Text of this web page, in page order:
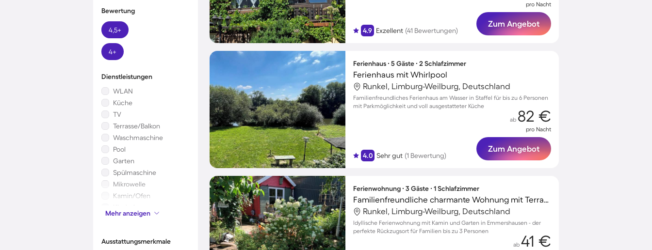
Bewertung
4,5+
4+
Dienstleistungen
WLAN
Küche
TV
Terrasse/Balkon
Waschmaschine
Pool
Garten
Spülmaschine
Mikrowelle
Kamin/Ofen
Kinderbett
Klimaanlage
Mehr anzeigen
Ausstattungsmerkmale
4.9 Exzellent (41 Bewertungen)
pro Nacht
Zum Angebot
Ferienhaus ∙ 5 Gäste ∙ 2 Schlafzimmer
Ferienhaus mit Whirlpool
Runkel, Limburg-Weilburg, Deutschland
Familienfreundliches Ferienhaus am Wasser in Staffel für bis zu 6 Personen
mit Parkmöglichkeit und voll ausgestatteter Küche
4.0 Sehr gut (1 Bewertung)
ab 82 €
pro Nacht
Zum Angebot
Ferienwohnung ∙ 3 Gäste ∙ 1 Schlafzimmer
Familienfreundliche charmante Wohnung mit Terrasse, Grill und Garten | Naturblick
Runkel, Limburg-Weilburg, Deutschland
Idyllische Ferienwohnung mit Kamin und Garten in Emmershausen - der
perfekte Rückzugsort für Familien bis zu 3 Personen
ab 41 €